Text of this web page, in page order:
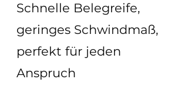
Schnelle Belegreife,
geringes Schwindmaß,
perfekt für jeden
Anspruch